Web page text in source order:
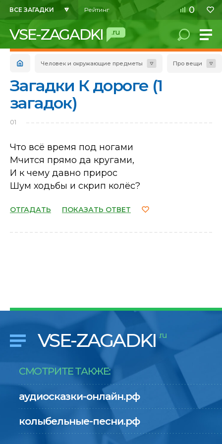
ВСЕ ЗАГАДКИ Рейтинг 0
VSE-ZAGADKI .ru
Человек и окружающие предметы Про вещи
Загадки К дороге (1
загадок)
01
Что всё время под ногами
Мчится прямо да кругами,
И к чему давно прирос
Шум ходьбы и скрип колёс?
ОТГАДАТЬ ПОКАЗАТЬ ОТВЕТ
VSE-ZAGADKI .ru
СМОТРИТЕ ТАКЖЕ:
аудиосказки-онлайн.рф
колыбельные-песни.рф